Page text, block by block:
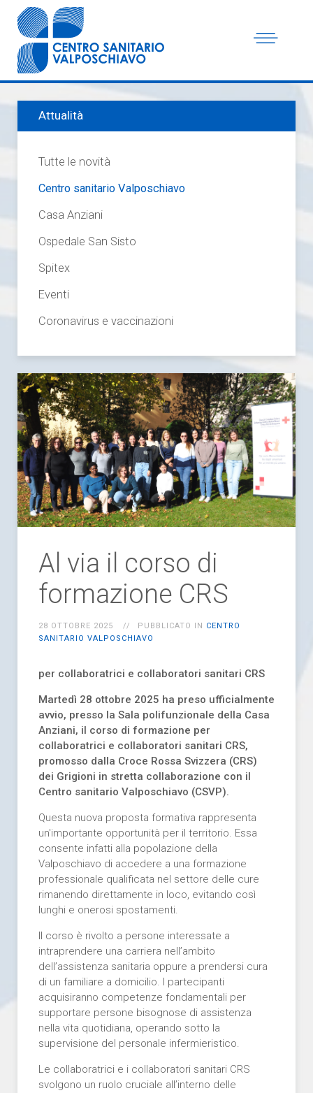
Al via il corso di
formazione CRS
28 OTTOBRE 2025 PUBBLICATO IN CENTRO
SANITARIO VALPOSCHIAVO
per collaboratrici e collaboratori sanitari CRS
Martedì 28 ottobre 2025 ha preso ufficialmente
avvio, presso la Sala polifunzionale della Casa
Anziani, il corso di formazione per
collaboratrici e collaboratori sanitari CRS,
promosso dalla Croce Rossa Svizzera (CRS)
dei Grigioni in stretta collaborazione con il
Centro sanitario Valposchiavo (CSVP).
Questa nuova proposta formativa rappresenta
un'importante opportunità per il territorio. Essa
consente infatti alla popolazione della
Valposchiavo di accedere a una formazione
professionale qualificata nel settore delle cure
rimanendo direttamente in loco, evitando così
lunghi e onerosi spostamenti.
Il corso è rivolto a persone interessate a
intraprendere una carriera nell’ambito
dell’assistenza sanitaria oppure a prendersi cura
di un familiare a domicilio. I partecipanti
acquisiranno competenze fondamentali per
supportare persone bisognose di assistenza
nella vita quotidiana, operando sotto la
supervisione del personale infermieristico.
Le collaboratrici e i collaboratori sanitari CRS
svolgono un ruolo cruciale all’interno delle
Attualità
Tutte le novità
Centro sanitario Valposchiavo
Casa Anziani
Ospedale San Sisto
Spitex
Eventi
Coronavirus e vaccinazioni